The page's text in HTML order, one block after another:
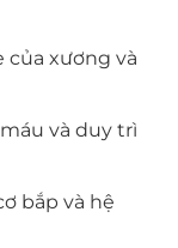
của xương và
và duy trì
bắp và hệ